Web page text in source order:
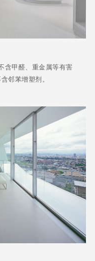
含甲醛、重金属等有害
邻苯增塑剂。